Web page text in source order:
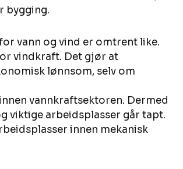
bygging.
vann og vind er omtrent like.
vindkraft. Det gjør at
lønnsom, selv om
vannkraftsektoren. Dermed
viktige arbeidsplasser går tapt.
innen mekanisk